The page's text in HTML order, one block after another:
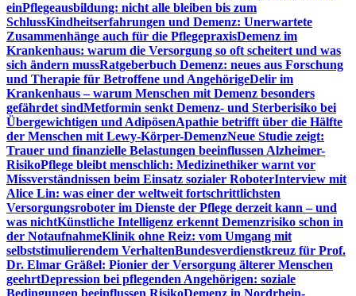
einPflegeausbildung: nicht alle bleiben bis zum
SchlussKindheitserfahrungen und Demenz: Unerwartete
Zusammenhänge auch für die PflegepraxisDemenz im
Krankenhaus: warum die Versorgung so oft scheitert und was
sich ändern mussRatgeberbuch Demenz: neues aus Forschung
und Therapie für Betroffene und AngehörigeDelir im
Krankenhaus – warum Menschen mit Demenz besonders
gefährdet sindMetformin senkt Demenz- und Sterberisiko bei
Übergewichtigen und AdipösenApathie betrifft über die Hälfte
der Menschen mit Lewy-Körper-DemenzNeue Studie zeigt:
Trauer und finanzielle Belastungen beeinflussen Alzheimer-
RisikoPflege bleibt menschlich: Medizinethiker warnt vor
Missverständnissen beim Einsatz sozialer RoboterInterview mit
Alice Lin: was einer der weltweit fortschrittlichsten
Versorgungsroboter im Dienste der Pflege derzeit kann – und
was nichtKünstliche Intelligenz erkennt Demenzrisiko schon in
der NotaufnahmeKlinik ohne Reiz: vom Umgang mit
selbststimulierendem VerhaltenBundesverdienstkreuz für Prof.
Dr. Elmar Gräßel: Pionier der Versorgung älterer Menschen
geehrtDepression bei pflegenden Angehörigen: soziale
Bedingungen beeinflussen RisikoDemenz in Nordrhein-